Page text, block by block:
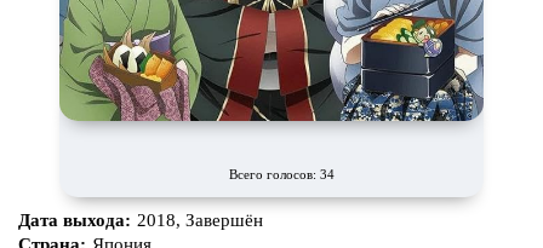
Всего голосов: 34
Дата выхода: 2018, Завершён